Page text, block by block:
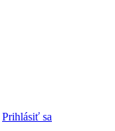
Prihlásiť sa